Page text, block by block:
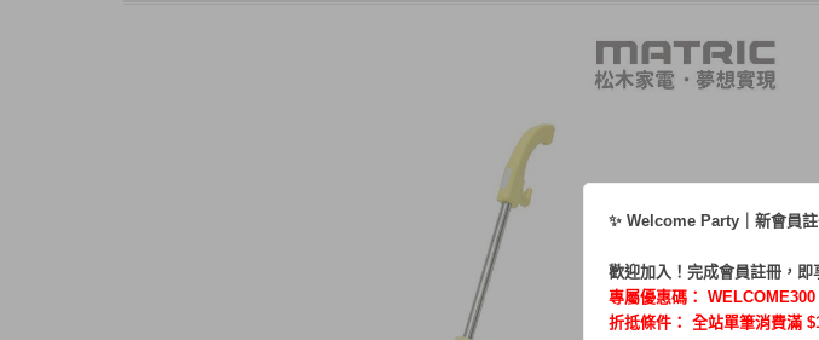
✨ Welcome Party｜新會員
歡迎加入！完成會員註冊，即
專屬優惠碼： WELCOME300
折抵條件： 全站單筆消費滿